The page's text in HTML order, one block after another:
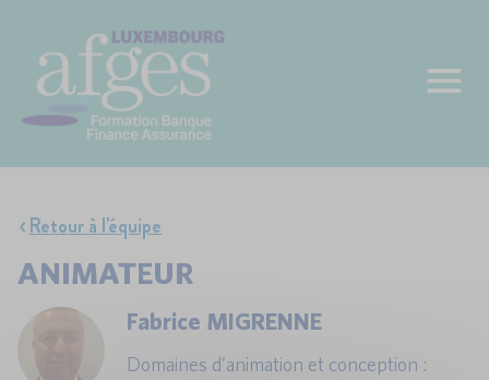
Retour à l'équipe
ANIMATEUR
Fabrice MIGRENNE
Domaines d’animation et conception :